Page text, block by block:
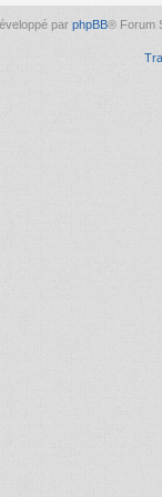
par phpBB® Forum